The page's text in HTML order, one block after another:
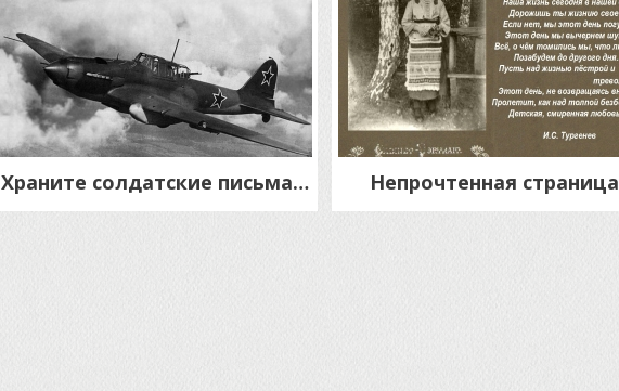
Храните солдатские письма… Непрочтенная страница